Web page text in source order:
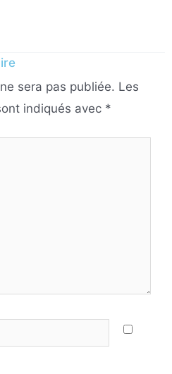
sera pas publiée. Les
indiqués avec *